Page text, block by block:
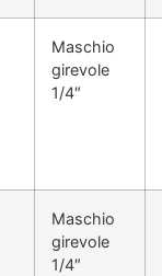
Maschio
girevole
1/4″
Maschio
girevole
1/4″